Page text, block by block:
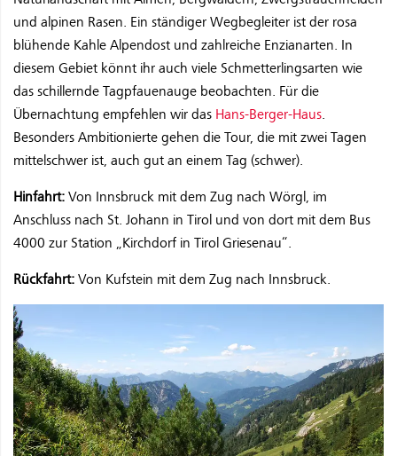
und alpinen Rasen. Ein ständiger Wegbegleiter ist der rosa
blühende Kahle Alpendost und zahlreiche Enzianarten. In
diesem Gebiet könnt ihr auch viele Schmetterlingsarten wie
das schillernde Tagpfauenauge beobachten. Für die
Übernachtung empfehlen wir das Hans-Berger-Haus.
Besonders Ambitionierte gehen die Tour, die mit zwei Tagen
mittelschwer ist, auch gut an einem Tag (schwer).
Hinfahrt: Von Innsbruck mit dem Zug nach Wörgl, im
Anschluss nach St. Johann in Tirol und von dort mit dem Bus
4000 zur Station „Kirchdorf in Tirol Griesenau“.
Rückfahrt: Von Kufstein mit dem Zug nach Innsbruck.